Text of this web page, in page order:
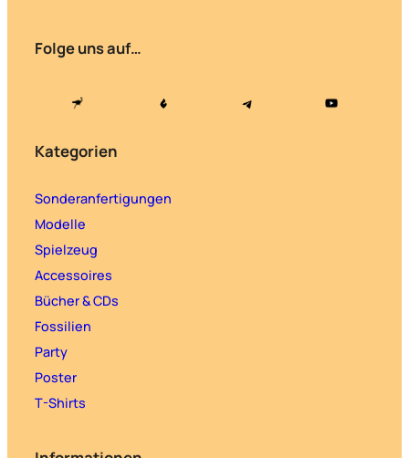
Folge uns auf…
Kategorien
Sonderanfertigungen
Modelle
Spielzeug
Accessoires
Bücher & CDs
Fossilien
Party
Poster
T-Shirts